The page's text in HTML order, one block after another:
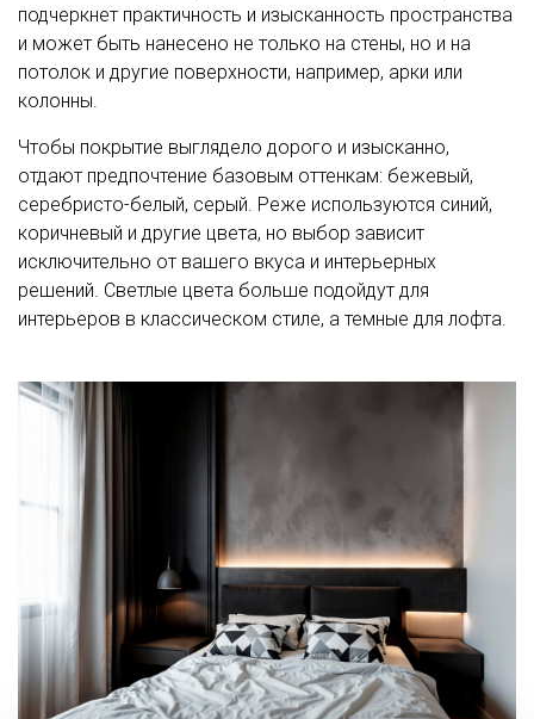
подчеркнет практичность и изысканность пространства
и может быть нанесено не только на стены, но и на
потолок и другие поверхности, например, арки или
колонны.
Чтобы покрытие выглядело дорого и изысканно,
отдают предпочтение базовым оттенкам: бежевый,
серебристо-белый, серый. Реже используются синий,
коричневый и другие цвета, но выбор зависит
исключительно от вашего вкуса и интерьерных
решений. Светлые цвета больше подойдут для
интерьеров в классическом стиле, а темные для лофта.